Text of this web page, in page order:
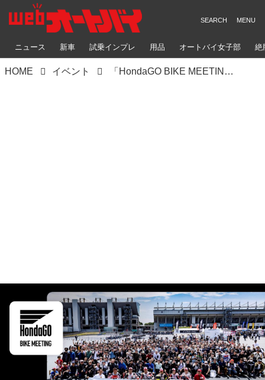
ニュース 新車 試乗インプレ 用品 オートバイ女子部 絶
HOME イベント 「HondaGO BIKE MEETING」が2024年6月2日にモビリティリゾートもてぎで開催！